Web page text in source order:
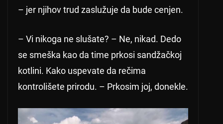
– jer njihov trud zaslužuje da bude cenjen.
– Vi nikoga ne slušate? – Ne, nikad. Dedo
se smeška kao da time prkosi sandžačkoj
kotlini. Kako uspevate da rečima
kontrolišete prirodu. – Prkosim joj, donekle.